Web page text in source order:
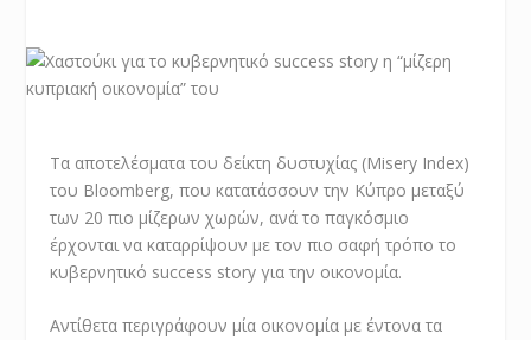
Τα αποτελέσματα του δείκτη δυστυχίας (Misery Index)
του Bloomberg, που κατατάσσουν την Κύπρο μεταξύ
των 20 πιο μίζερων χωρών, ανά το παγκόσμιο
έρχονται να καταρρίψουν με τον πιο σαφή τρόπο το
κυβερνητικό success story για την οικονομία.
Αντίθετα περιγράφουν μία οικονομία με έντονα τα